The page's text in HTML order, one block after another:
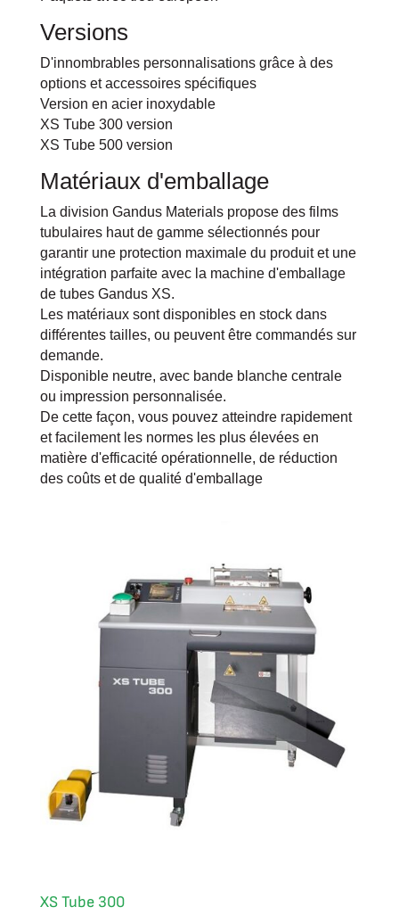
Versions
D'innombrables personnalisations grâce à des
options et accessoires spécifiques
Version en acier inoxydable
XS Tube 300 version
XS Tube 500 version
Matériaux d'emballage
La division Gandus Materials propose des films
tubulaires haut de gamme sélectionnés pour
garantir une protection maximale du produit et une
intégration parfaite avec la machine d'emballage
de tubes Gandus XS.
Les matériaux sont disponibles en stock dans
différentes tailles, ou peuvent être commandés sur
demande.
Disponible neutre, avec bande blanche centrale
ou impression personnalisée.
De cette façon, vous pouvez atteindre rapidement
et facilement les normes les plus élevées en
matière d'efficacité opérationnelle, de réduction
des coûts et de qualité d'emballage
XS Tube 300